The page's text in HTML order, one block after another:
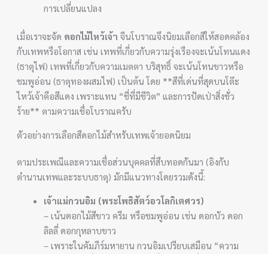
การเปลี่ยนแปลง
เมื่อเราจะจัด ดอกไม้ไหว้เจ้า จีนโบราณจึงนิยมเลือกสีให้สอดคล้อง
กับเทพหรือโอกาส เช่น เทพที่เกี่ยวกับความรุ่งเรืองจะเน้นโทนแดง
(ธาตุไฟ) เทพที่เกี่ยวกับความเมตตา บริสุทธิ์ จะเน้นโทนขาวหรือ
ชมพูอ่อน (ธาตุทองผสมไฟ) เป็นต้น โดย **สีที่เด่นที่สุดบนโต๊ะ
ไหว้เจ้าคือสีแดง เพราะแทน “ชี่ที่มีชีวิต” และการปัดเป่าสิ่งชั่ว
ร้าย** ตามความเชื่อโบราณครับ
ตัวอย่างการเลือกสีดอกไม้สำหรับเทพเจ้ายอดนิยม
ตามประเพณีและความเชื่อส่วนบุคคลที่สืบทอดกันมา (อิงกับ
ตำนานเทพและระบบธาตุ) มักมีแนวทางโดยรวมดังนี้:
เจ้าแม่กวนอิม (พระโพธิสัตว์อวโลกิเตศวร)
– เน้นดอกไม้สีขาว ครีม หรือชมพูอ่อน เช่น ดอกบัว ดอก
ลิลลี่ ดอกกุหลาบขาว
– เพราะในคัมภีร์มหายาน กวนอิมเปรียบเสมือน “ความ